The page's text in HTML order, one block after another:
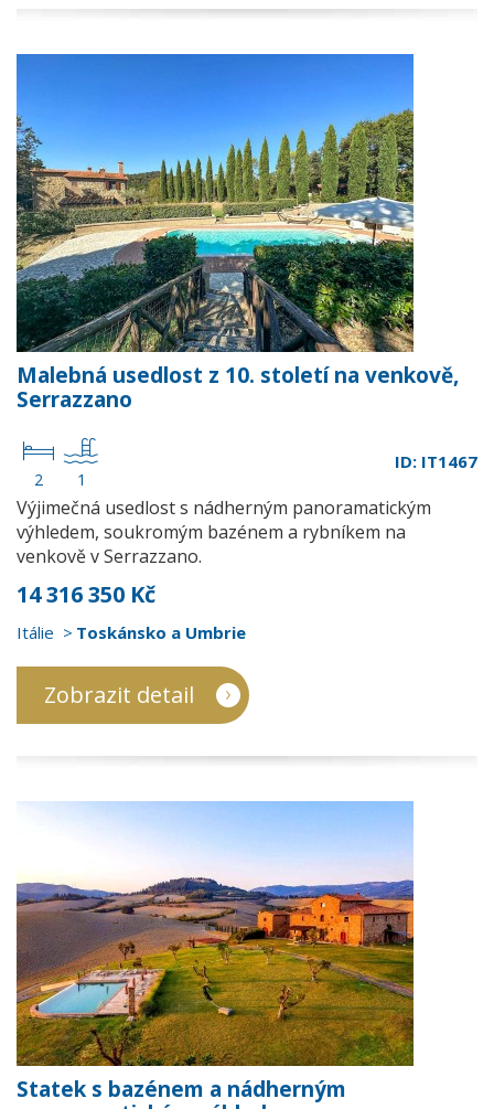
Malebná usedlost z 10. století na venkově,
Serrazzano
2 1
ID: IT1467
Výjimečná usedlost s nádherným panoramatickým
výhledem, soukromým bazénem a rybníkem na
venkově v Serrazzano.
14 316 350 Kč
Itálie Toskánsko a Umbrie
Zobrazit detail
Statek s bazénem a nádherným